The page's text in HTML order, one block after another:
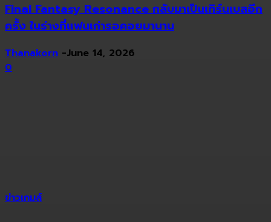
Final Fantasy Resonance กลับมาเป็นเทิร์นเบสอีก
ครั้ง ในร่างที่แฟนเก่ารอคอยมานาน
Thanakorn -June 14, 2026
0
ข่าวเกมส์